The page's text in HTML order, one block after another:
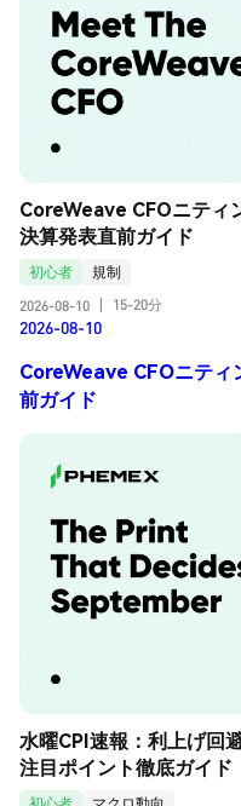
CoreWeave CFOニティ
決算発表直前ガイド
初心者
規制
2026-08-10
15-20分
2026-08-10
CoreWeave CFOニティ
前ガイド
水曜CPI速報：利上げ回
注目ポイント徹底ガイド